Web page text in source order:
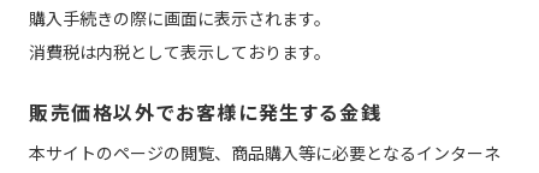
購入手続きの際に画面に表示されます。
消費税は内税として表示しております。
販売価格以外でお客様に発生する金銭
本サイトのページの閲覧、商品購入等に必要となるインターネ